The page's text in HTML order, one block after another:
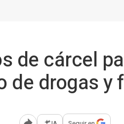
de cárcel
de drogas